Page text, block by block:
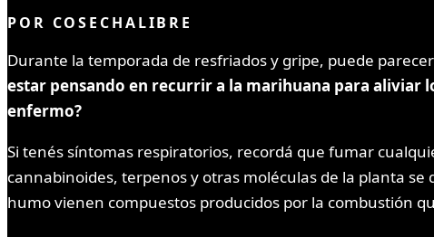
POR COSECHALIBRE
Durante la temporada de resfriados y gripe, puede
estar pensando en recurrir a la marihuana para aliviar
enfermo?
Si tenés síntomas respiratorios, recordá que fumar
cannabinoides, terpenos y otras moléculas de la planta
humo vienen compuestos producidos por la combustión